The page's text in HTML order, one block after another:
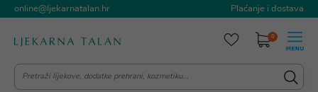
online@ljekarnatalan.hr Plaćanje i dostava
0